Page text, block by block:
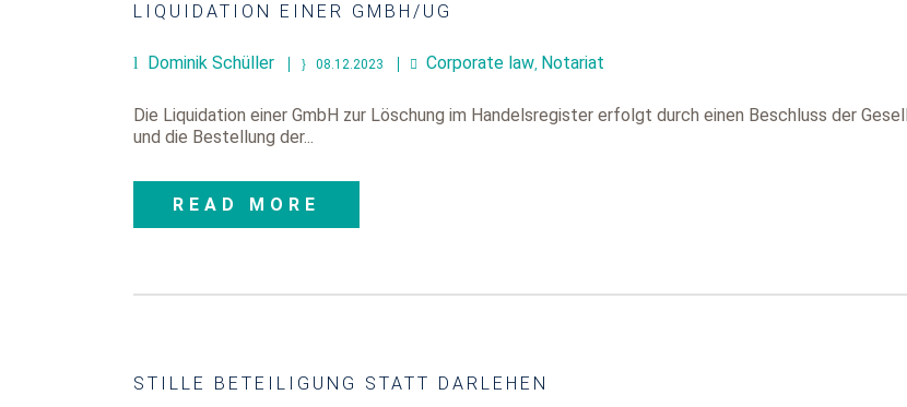
LIQUIDATION EINER GMBH/UG
Dominik Schüller 08.12.2023 Corporate law, Notariat
Die Liquidation einer GmbH zur Löschung im Handelsregister erfolgt durch einen Beschluss der
und die Bestellung der...
READ MORE
STILLE BETEILIGUNG STATT DARLEHEN